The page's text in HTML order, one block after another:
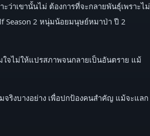
ว่าเขานั้นไม่ ต้องการที่จะกลายพันธุ์เพราะไม่
Season 2 หนุ่มน้อยมนุษย์หมาป่า ปี 2
จไม่ให้แปรสภาพจนกลายเป็นอันตราย แม้
จริงบางอย่าง เพื่อปกป้องคนสำคัญ แม้จะแลก